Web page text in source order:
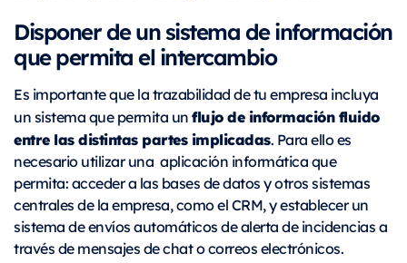
Disponer de un sistema de información
que permita el intercambio
Es importante que la trazabilidad de tu empresa incluya
un sistema que permita unflujo de información fluido
entre las distintas partes implicadas. Para ello es
necesario utilizar una aplicación informática que
permita: acceder a las bases de datos y otros sistemas
centrales de la empresa, como el CRM, y establecer un
sistema de envíos automáticos de alerta de incidencias a
través de mensajes de chat o correos electrónicos.